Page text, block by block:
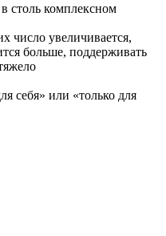
столь комплексном
число увеличивается,
больше, поддерживать
себя» или «только для